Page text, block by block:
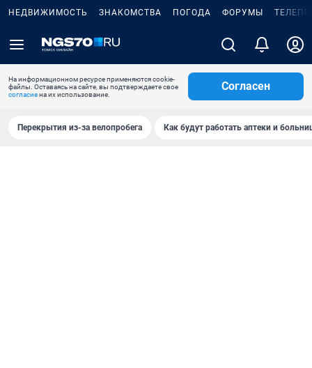
НЕДВИЖИМОСТЬ ЗНАКОМСТВА ПОГОДА ФОРУМЫ
На информационном ресурсе применяются cookie-
файлы. Оставаясь на сайте, вы подтверждаете свое
согласиена их использование.
Согласен
Перекрытия из-за велопробега Как будут работать аптеки и